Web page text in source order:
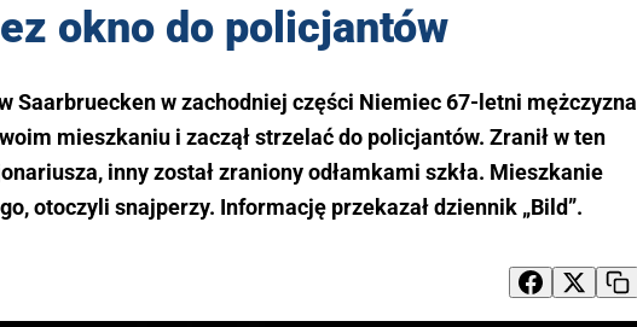
okno do policjantów
Saarbruecken w zachodniej części Niemiec 67-letni mężczyzna
mieszkaniu i zaczął strzelać do policjantów. Zranił w ten
inny został zraniony odłamkami szkła. Mieszkanie
otoczyli snajperzy. Informację przekazał dziennik „Bild”.